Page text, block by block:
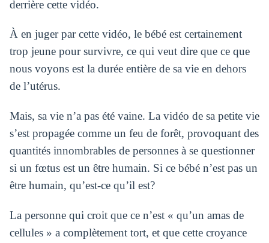
derrière cette vidéo.
À en juger par cette vidéo, le bébé est certainement
trop jeune pour survivre, ce qui veut dire que ce que
nous voyons est la durée entière de sa vie en dehors
de l’utérus.
Mais, sa vie n’a pas été vaine. La vidéo de sa petite vie
s’est propagée comme un feu de forêt, provoquant des
quantités innombrables de personnes à se questionner
si un fœtus est un être humain. Si ce bébé n’est pas un
être humain, qu’est-ce qu’il est?
La personne qui croit que ce n’est « qu’un amas de
cellules » a complètement tort, et que cette croyance